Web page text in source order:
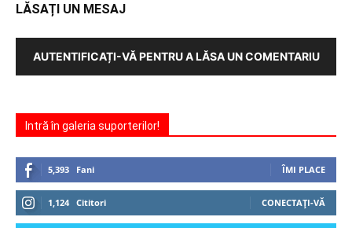
LĂSAȚI UN MESAJ
AUTENTIFICAȚI-VĂ PENTRU A LĂSA UN COMENTARIU
Intră în galeria suporterilor!
5,393 Fani ÎMI PLACE
1,124 Cititori CONECTAȚI-VĂ